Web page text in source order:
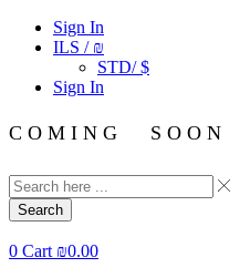
Sign In
ILS / ₪
STD/ $
Sign In
C O M I N G S O O N
Search
0 Cart ₪0.00